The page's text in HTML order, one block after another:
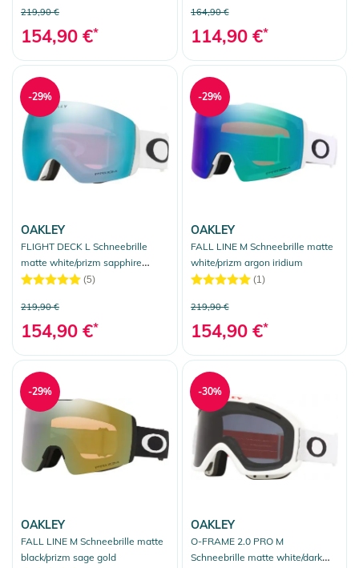
219,90 €
154,90 €*
164,90 €
114,90 €*
OAKLEY
FLIGHT DECK L Schneebrille
matte white/prizm sapphire
iridium
(5)
219,90 €
154,90 €*
-29%
OAKLEY
FALL LINE M Schneebrille matte
white/prizm argon iridium
(1)
219,90 €
154,90 €*
-29%
OAKLEY
FALL LINE M Schneebrille matte
black/prizm sage gold
-29%
OAKLEY
O-FRAME 2.0 PRO M
Schneebrille matte white/dark
-30%